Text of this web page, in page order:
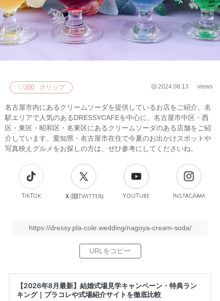
♡200 クリップ 2024.08.13 views
名古屋市内にあるクリームソーダを提供しているお店をご紹介。名
駅エリアで人気のあるDRESSYCAFEを中心に、名古屋市中区・西
区・東区・昭和区・名東区にあるクリームソーダのある店舗をご紹
介しています。愛知県・名古屋市在住で今夏のお出かけスポットや
写真映えグルメをお探しの方は、ぜひ参考にしてくださいね。
TikTok Ｘ(旧Twitter) YouTube Instagram
https://dressy.pla-cole.wedding/nagoya-cream-soda/
【2026年8月最新】結婚式場見学キャンペーン・特典ラン
キング｜プラコレや式場紹介サイトを徹底比較